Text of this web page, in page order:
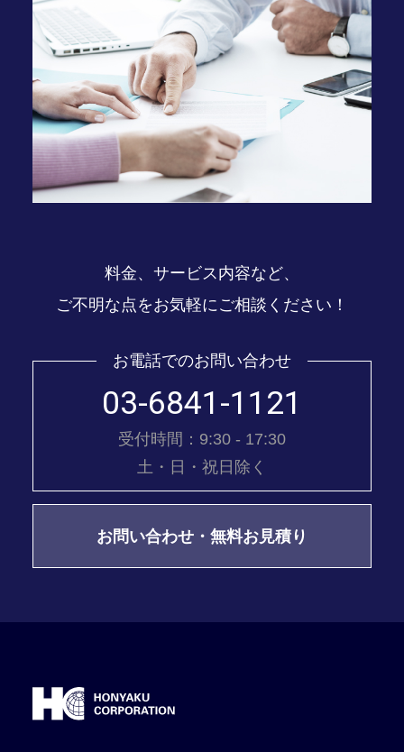
料金、サービス内容など、
ご不明な点をお気軽にご相談ください！
お電話でのお問い合わせ
03-6841-1121
受付時間：9:30 - 17:30
土・日・祝日除く
お問い合わせ・無料お見積り